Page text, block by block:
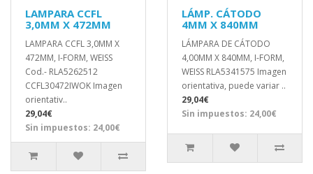
LAMPARA CCFL
3,0MM X 472MM
LAMPARA CCFL 3,0MM X
472MM, I-FORM, WEISS
Cod.- RLA5262512
CCFL30472IWOK Imagen
orientativ..
29,04€
Sin impuestos: 24,00€
LÁMP. CÁTODO
4MM X 840MM
LÁMPARA DE CÁTODO
4,00MM X 840MM, I-FORM,
WEISS RLA5341575 Imagen
orientativa, puede variar ..
29,04€
Sin impuestos: 24,00€